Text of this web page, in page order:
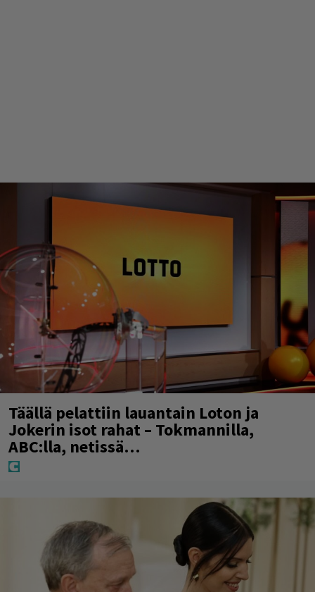
Täällä pelattiin lauantain Loton ja
Jokerin isot rahat – Tokmannilla,
ABC:lla, netissä…